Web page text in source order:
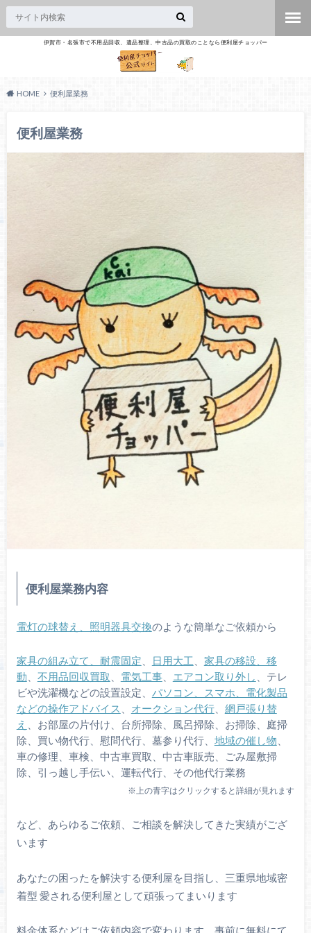
伊賀市・名張市で不用品回収、遺品整理、中古品の買取のことなら便利屋チョッパー
HOME 便利屋業務
便利屋業務
便利屋業務内容
電灯の球替え、照明器具交換のような簡単なご依頼から
家具の組み立て、耐震固定 日用大工
家具の移設、移
動
不用品回収買取 電気工事、 エアコン取り外し
、テレ
ビや洗濯機などの設置設定、 パソコン、スマホ、電化製品
などの操作アドバイス
オークション代行、 網戸張り替
え
、お部屋の片付け、台所掃除、風呂掃除、お掃除、庭掃
除、買い物代行、慰問代行、墓参り代行、 地域の催し物
車の修理、車検、中古車買取、中古車販売、ごみ屋敷掃
除、引っ越し手伝い、運転代行、その他代行業務
※上の青字はクリックすると詳細が見れます
など、あらゆるご依頼、ご相談を解決してきた実績がござ
います
あなたの困ったを解決する便利屋を目指し、三重県地域密
着型 愛される便利屋として頑張ってまいります
料金体系などはご依頼内容で変わります。事前に無料にて